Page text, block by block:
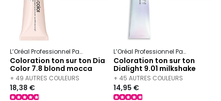
L’Oréal Professionnel Paris Dia color
Coloration ton sur ton Dia
Color 7.8 blond mocca
+ 49 AUTRES COULEURS
DISPONIBLES
18,38 €
L’Oréal Professionnel Paris
Coloration ton sur ton
Dialight 9.01 milkshake
glacé
+ 45 AUTRES COULEURS
DISPONIBLES
14,95 €